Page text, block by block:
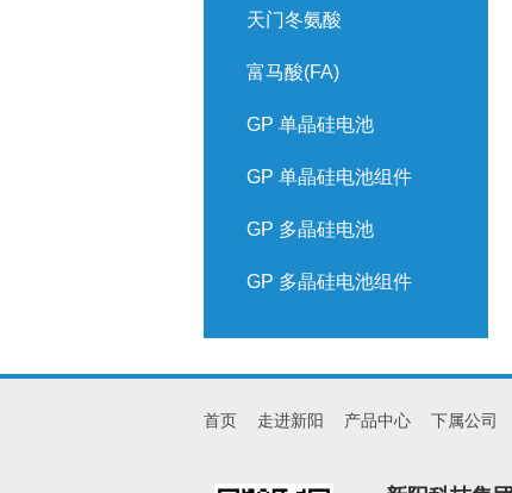
天门冬氨酸
富马酸(FA)
GP 单晶硅电池
GP 单晶硅电池组件
GP 多晶硅电池
GP 多晶硅电池组件
首页 走进新阳 产品中心 下属公司